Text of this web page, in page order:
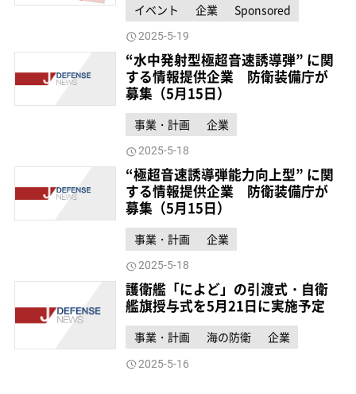
イベント 企業 Sponsored
2025-5-19
“水中発射型極超音速誘導弾” に関
する情報提供企業 防衛装備庁が
募集（5月15日）
事業・計画 企業
2025-5-18
“極超音速誘導弾能力向上型” に関
する情報提供企業 防衛装備庁が
募集（5月15日）
事業・計画 企業
2025-5-18
護衛艦「によど」の引渡式・自衛
艦旗授与式を5月21日に実施予定
事業・計画 海の防衛 企業
2025-5-16